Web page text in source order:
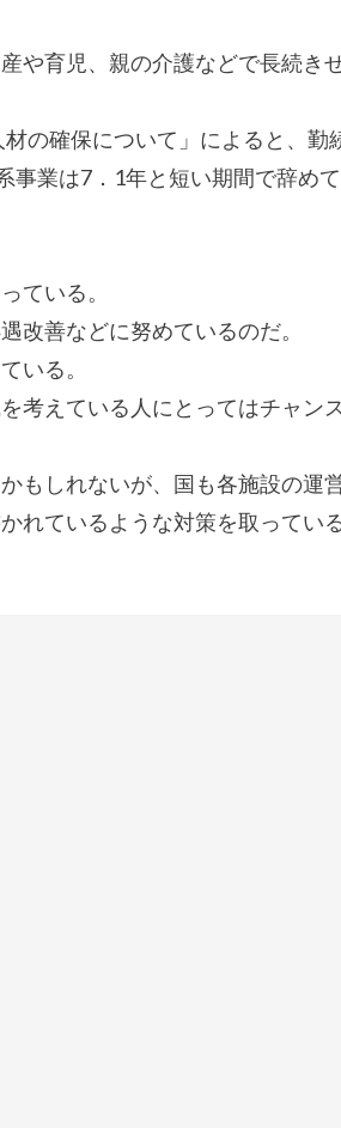
や育児、親の介護などで長続き
の確保について」によると、勤
事業は7．1年と短い期間で辞め
ている。
改善などに努めているのだ。
いる。
考えている人にとってはチャン
もしれないが、国も各施設の運
れているような対策を取ってい